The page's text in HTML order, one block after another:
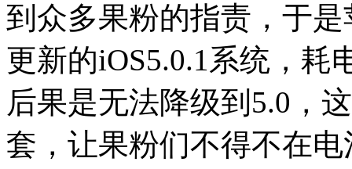
到众多果粉的指责，于
更新的iOS5.0.1系统，耗
后果是无法降级到5.0，
套，让果粉们不得不在